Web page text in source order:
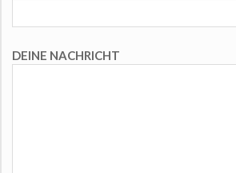
DEINE NACHRICHT